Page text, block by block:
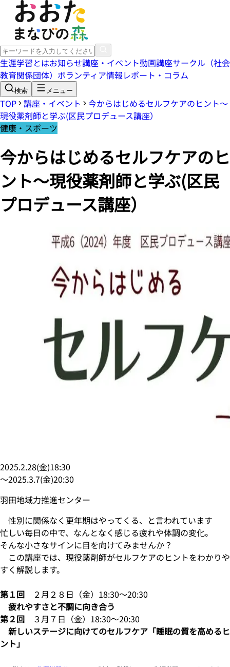
生涯学習とはお知らせ講座・イベント動画講座サークル（社会
教育関係団体） ボランティア情報レポート・コラム
検索 メニュー
TOP 講座・イベント
今からはじめるセルフケアのヒント～
現役薬剤師と学ぶ(区民プロデュース講座）
健康・スポーツ
今からはじめるセルフケアのヒ
ント～現役薬剤師と学ぶ(区民
プロデュース講座）
2025.2.28(金)18:30
〜2025.3.7(金)20:30
羽田地域力推進センター
性別に関係なく更年期はやってくる、と言われています
忙しい毎日の中で、なんとなく感じる疲れや体調の変化。
そんな小さなサインに目を向けてみませんか？
この講座では、現役薬剤師がセルフケアのヒントをわかりや
すく解説します。
第１回 ２月２８日（金）18:30～20:30
疲れやすさと不調に向き合う
第２回
３月７日（金）18:30～20:30
新しいステージに向けてのセルフケア「睡眠の質を高めるヒ
ント」